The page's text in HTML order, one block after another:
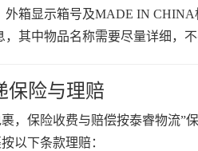
箱显示箱号及MADE IN CHINA
其中物品名称需要尽量详细，
保险与理赔
，保险收费与赔偿按泰睿物流”
以下条款理赔：